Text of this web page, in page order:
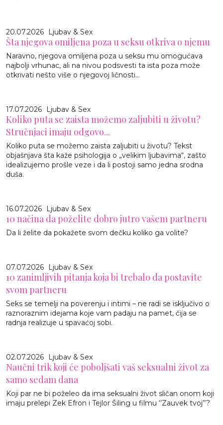
20.07.2026 Ljubav & Sex
Šta njegova omiljena poza u seksu otkriva o njemu
Naravno, njegova omiljena poza u seksu mu omogućava
najbolji vrhunac, ali na nivou podsvesti ta ista poza može
otkrivati nešto više o njegovoj ličnosti...
17.07.2026 Ljubav & Sex
Koliko puta se zaista možemo zaljubiti u životu?
Stručnjaci imaju odgovo...
Koliko puta se možemo zaista zaljubiti u životu? Tekst
objašnjava šta kaže psihologija o „velikim ljubavima“, zašto
idealizujemo prošle veze i da li postoji samo jedna srodna
duša.
16.07.2026 Ljubav & Sex
10 načina da poželite dobro jutro vašem partneru
Da li želite da pokažete svom dečku koliko ga volite?
07.07.2026 Ljubav & Sex
10 zanimljivih pitanja koja bi trebalo da postavite
svom partneru
Seks se temelji na poverenju i intimi – ne radi se isključivo o
raznoraznim idejama koje vam padaju na pamet, čija se
radnja realizuje u spavaćoj sobi.
02.07.2026 Ljubav & Sex
Naučni trik koji će poboljšati vaš seksualni život za
samo sedam dana
Koji par ne bi poželeo da ima seksualni život sličan onom koji
imaju prelepi Zek Efron i Tejlor Šiling u filmu ‘’Zauvek tvoj’’?